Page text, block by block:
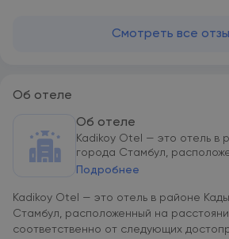
Смотреть все
Об отеле
Об отеле
Kadikoy Otel — это отель в
города Стамбул,
Подробнее
Kadikoy Otel — это отель в районе
Стамбул, расположенный на
соответственно от следующих